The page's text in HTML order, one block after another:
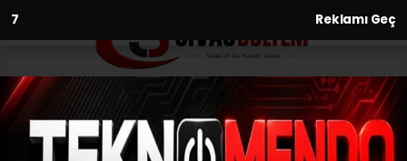
6 Reklamı Geç
Anasayfa
Kırmızı Periler Diyarı
güzelliğiyle büyülüyor